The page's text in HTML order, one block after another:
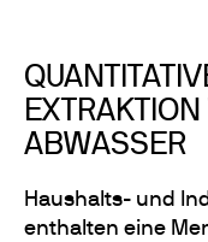
ABWASSER
Haushalts- und
enthalten eine